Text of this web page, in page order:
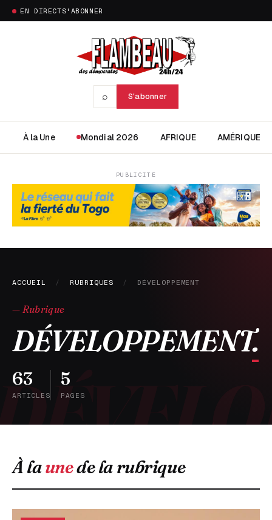
EN DIRECTS'ABONNER
⌕ S'abonner
À la Une Mondial 2026 AFRIQUE AMÉRIQUE
PUBLICITÉ
ACCUEIL / RUBRIQUES / DÉVELOPPEMENT
— Rubrique
DÉVELOPPEMENT.
63
ARTICLES
5
PAGES
À launede la rubrique